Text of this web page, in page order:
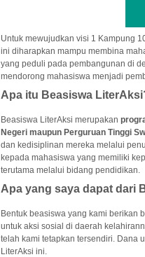
Untuk mewujudkan visi 1 Kampung
ini diharapkan mampu membina
yang peduli pada pembangunan di
mendorong mahasiswa menjadi
Apa itu Beasiswa
Beasiswa LiterAksi merupakan
Negeri maupun Perguruan Tinggi
dan kedisiplinan mereka melalui
kepada mahasiswa yang memiliki
terutama melalui bidang pendidikan.
Apa yang saya dapat dari
Bentuk beasiswa yang kami berikan
untuk aksi sosial di daerah
telah kami tetapkan tersendiri. Dana
LiterAksi ini.